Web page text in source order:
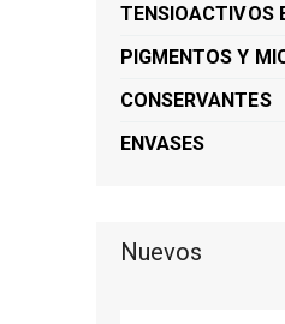
TENSIOACTIVOS
PIGMENTOS Y
CONSERVANTES
ENVASES
Nuevos